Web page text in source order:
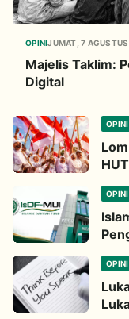
OPINIJUMAT, 7
Majelis Taklim:
Digital
OPINI
OPINI
OPINI